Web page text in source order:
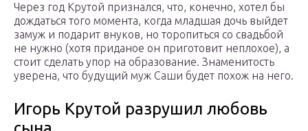
Через год Крутой признался, что, конечно, хотел бы
дождаться того момента, когда младшая дочь выйдет
замуж и подарит внуков, но торопиться со свадьбой
не нужно (хотя приданое он приготовит неплохое), а
стоит сделать упор на образование. Знаменитость
уверена, что будущий муж Саши будет похож на него.
Игорь Крутой разрушил любовь